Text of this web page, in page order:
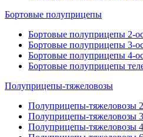
Бортовые полуприцепы
Бортовые полуприцепы 2-
Бортовые полуприцепы 3-
Бортовые полуприцепы 4-
Бортовые полуприцепы
Полуприцепы-тяжеловозы
Полуприцепы-тяжеловозы
Полуприцепы-тяжеловозы
Полуприцепы-тяжеловозы